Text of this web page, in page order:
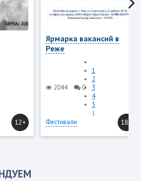
12+
Ярмарка вакансий в
Реже
2044 0
1
2
3
4
5
1
Фестивали 18+